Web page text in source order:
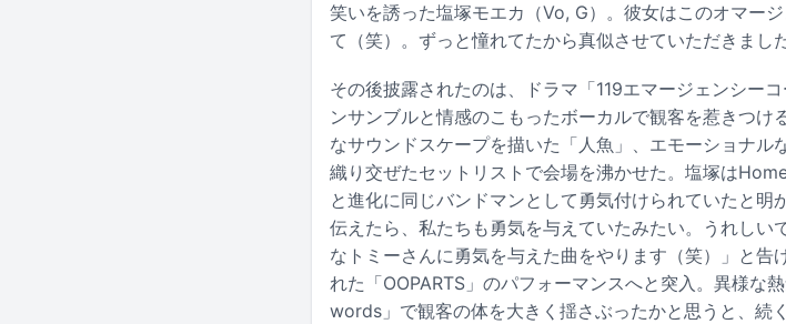
笑いを誘った塩塚モエカ（Vo, G）。彼女はこのオマー
て（笑）。ずっと憧れてたから真似させていただきまし
その後披露されたのは、ドラマ「119エマージェンシー
ンサンブルと情感のこもったボーカルで観客を惹きつ
なサウンドスケープを描いた「人魚」、エモーショナ
織り交ぜたセットリストで会場を沸かせた。塩塚は
と進化に同じバンドマンとして勇気付けられていたと
伝えたら、私たちも勇気を与えていたみたい。うれしい
なトミーさんに勇気を与えた曲をやります（笑）」と告
れた「OOPARTS」のパフォーマンスへと突入。異様な
words」で観客の体を大きく揺さぶったかと思うと、